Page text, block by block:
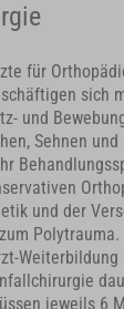
für
sich
und
Sehnen und
und der
Polytrauma.
Weiterbildung
jeweils 6